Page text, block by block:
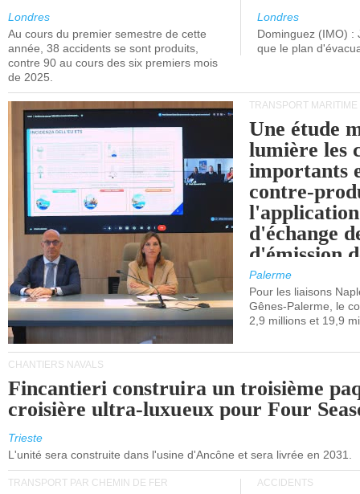
Londres
Au cours du premier semestre de cette
année, 38 accidents se sont produits,
contre 90 au cours des six premiers mois
de 2025.
Londres
Dominguez (IMO) :
que le plan
TRANSPORT MARITIME
Une étude
lumière les
importants
contre-
d'échange
d'émission
(SEQE-UE)
maritimes
occidentale.
Palerme
Pour les liaisons
Gênes-Palerme, le
2,9 millions et 19,9
CHANTIERS NAVALS
Fincantieri construira un troisième
croisière ultra-luxueux pour Four
Trieste
L'unité sera construite dans l'usine d'Ancône et sera livrée en 2031.
TRANSPORT PAR CHEMIN DE FER ACCIDENTS